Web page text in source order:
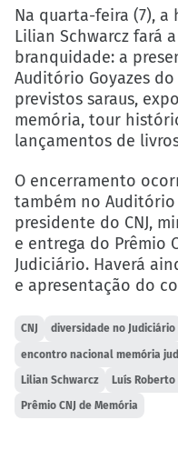
Na quarta-feira (7),
Lilian Schwarcz fará
branquidade: a
Auditório Goyazes do
previstos saraus,
memória, tour
lançamentos de
O encerramento
também no Auditório
presidente do CNJ,
e entrega do Prêmio
Judiciário. Haverá
e apresentação do
CNJ diversidade no Judiciário
encontro nacional memória
Lilian Schwarcz Luís
Prêmio CNJ de Memória